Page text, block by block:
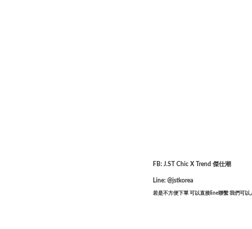
FB: J.ST Chic X Trend 傑仕潮
Line: @jstkorea
若是不方便下單 可以直接line聯繫 我們可以